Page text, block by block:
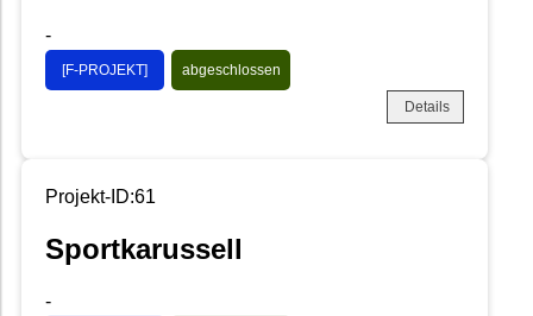
-
[F-PROJEKT] abgeschlossen
Details
Projekt-ID:61
Sportkarussell
-